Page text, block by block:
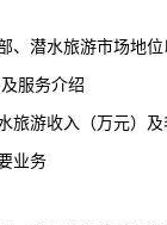
水旅游市场地位
服务介绍
收入（万元）及
业务